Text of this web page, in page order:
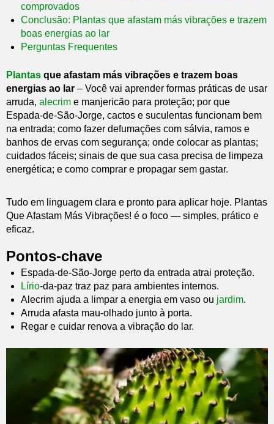
comprovados
Conclusão: Plantas que afastam más vibrações e trazem
boas energias ao lar
Perguntas Frequentes
Plantas que afastam más vibrações e trazem boas
energias ao lar – Você vai aprender formas práticas de usar
arruda, alecrim e manjericão para proteção; por que
Espada-de-São-Jorge, cactos e suculentas funcionam bem
na entrada; como fazer defumações com sálvia, ramos e
banhos de ervas com segurança; onde colocar as plantas;
cuidados fáceis; sinais de que sua casa precisa de limpeza
energética; e como comprar e propagar sem gastar.
Tudo em linguagem clara e pronto para aplicar hoje. Plantas
Que Afastam Más Vibrações! é o foco — simples, prático e
eficaz.
Pontos-chave
Espada-de-São-Jorge perto da entrada atrai proteção.
Lírio-da-paz traz paz para ambientes internos.
Alecrim ajuda a limpar a energia em vaso ou jardim.
Arruda afasta mau-olhado junto à porta.
Regar e cuidar renova a vibração do lar.